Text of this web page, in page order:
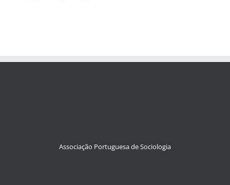
Associação Portuguesa de Sociologia